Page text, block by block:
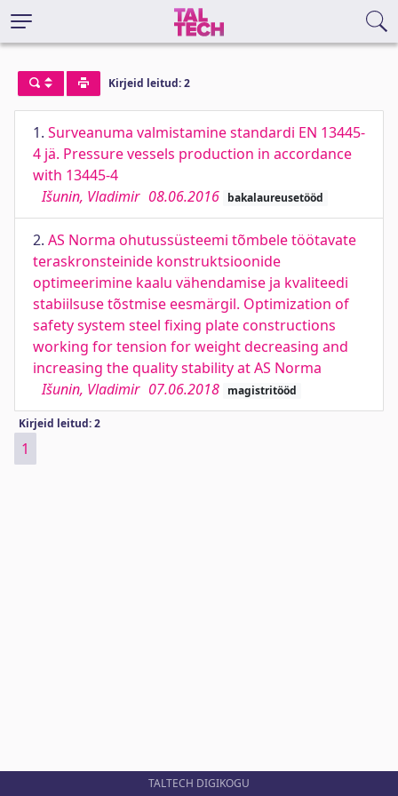
Kirjeid leitud: 2
1. Surveanuma valmistamine standardi EN 13445-
4 jä. Pressure vessels production in accordance
with 13445-4
Išunin, Vladimir 08.06.2016 bakalaureusetööd
2. AS Norma ohutussüsteemi tõmbele töötavate
teraskronsteinide konstruktsioonide
optimeerimine kaalu vähendamise ja kvaliteedi
stabiilsuse tõstmise eesmärgil. Optimization of
safety system steel fixing plate constructions
working for tension for weight decreasing and
increasing the quality stability at AS Norma
Išunin, Vladimir 07.06.2018 magistritööd
Kirjeid leitud: 2
1
TALTECH DIGIKOGU